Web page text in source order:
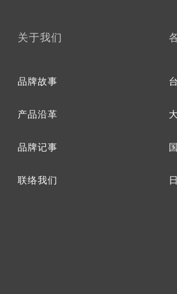
关于我们
品牌故事
产品沿革
品牌记事
联络我们